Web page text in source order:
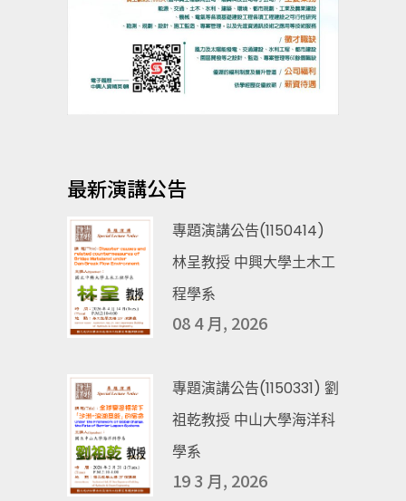
最新演講公告
專題演講公告(1150414)
林呈教授 中興大學土木工
程學系
08 4 月, 2026
專題演講公告(1150331) 劉
祖乾教授 中山大學海洋科
學系
19 3 月, 2026